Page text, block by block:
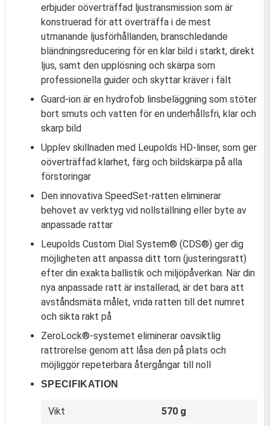
erbjuder oöverträffad ljustransmission som är
konstruerad för att överträffa i de mest
utmanande ljusförhållanden, branschledande
bländningsreducering för en klar bild i starkt, direkt
ljus, samt den upplösning och skärpa som
professionella guider och skyttar kräver i fält
Guard-ion är en hydrofob linsbeläggning som stöter
bort smuts och vatten för en underhållsfri, klar och
skarp bild
Upplev skillnaden med Leupolds HD-linser, som ger
oöverträffad klarhet, färg och bildskärpa på alla
förstoringar
Den innovativa SpeedSet-ratten eliminerar
behovet av verktyg vid nollställning eller byte av
anpassade rattar
Leupolds Custom Dial System® (CDS®) ger dig
möjligheten att anpassa ditt torn (justeringsratt)
efter din exakta ballistik och miljöpåverkan. När din
nya anpassade ratt är installerad, är det bara att
avståndsmäta målet, vrida ratten till det numret
och sikta rakt på
ZeroLock®-systemet eliminerar oavsiktlig
rattrörelse genom att låsa den på plats och
möjliggör repeterbara återgångar till noll
SPECIFIKATION
Vikt 570 g